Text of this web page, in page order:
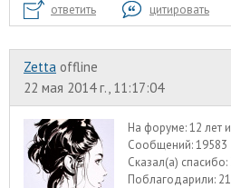
ответить цитировать
Zetta offline
22 мая 2014 г., 11:17:04
На форуме:12 лет
Сообщений:19583
Сказал(а) спасибо:
Поблагодарили: